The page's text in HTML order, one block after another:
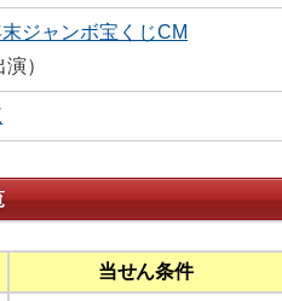
ジャンボ宝くじCM
）
当せん条件